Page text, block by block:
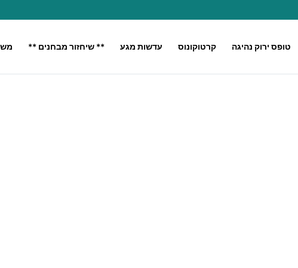
** שיחזור מבחנים ** עדשות מגע קרטוקונוס טופס ירוק נהיגה